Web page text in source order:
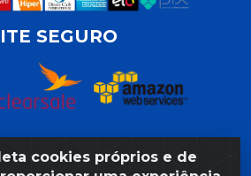
cookies próprios e de
SEGURO
Coral LTDA - Rua da Praia, 103 -